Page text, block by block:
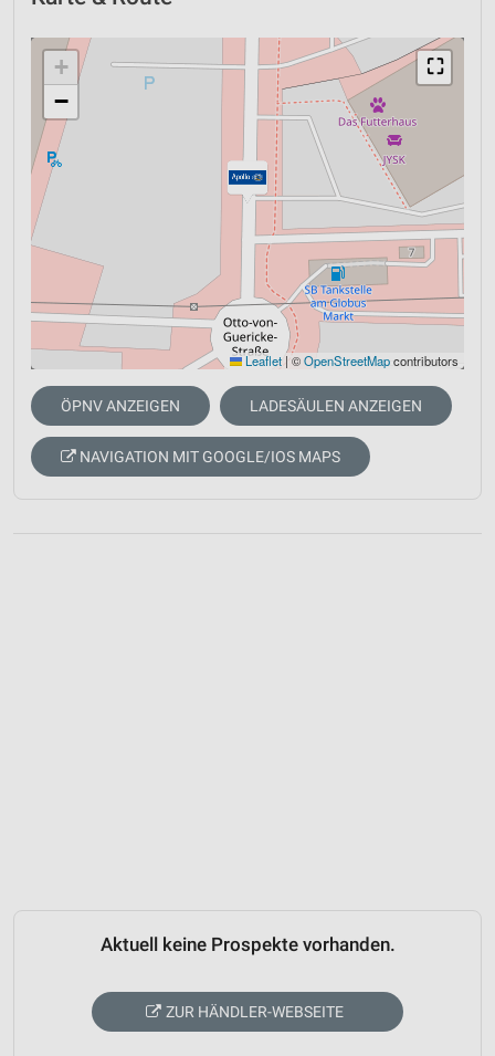
⛶
+
−
Leaflet | ©OpenStreetMapcontributors
ÖPNV ANZEIGEN LADESÄULEN ANZEIGEN
NAVIGATION MIT GOOGLE/IOS MAPS
Aktuell keine Prospekte vorhanden.
ZUR HÄNDLER-WEBSEITE